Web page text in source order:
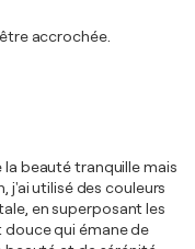
accrochée.
beauté tranquille mais
j'ai utilisé des couleurs
en superposant les
qui émane de